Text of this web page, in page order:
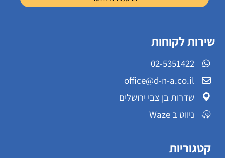
שירות לקוחות
02-5351422
office@d-n-a.co.il
שדרות בן צבי ירושלים
ניווט ב Waze
קטגוריות